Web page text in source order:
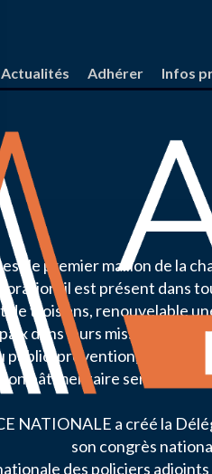
Actualités Adhérer Infos
le premier maillon de la
il est présent dans
de trois ans, renouvelable
dans leurs missions de
public, prévention,
bâtimentaire seront les
NATIONALE a créé la
son congrès
des policiers